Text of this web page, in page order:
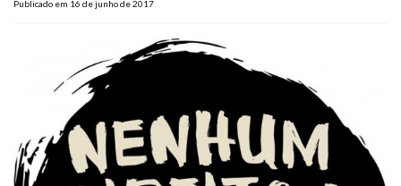
Publicado em 16 de junho de 2017
Pós-graduação
Facebook
Whatsapp